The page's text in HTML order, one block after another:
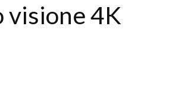
visione 4K